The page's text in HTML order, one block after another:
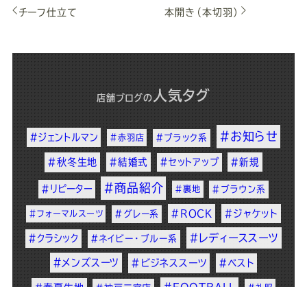
チーフ仕立て 本開き（本切羽）
店舗ブログ の 人気タグ
#ジェントルマン #赤羽店 #ブラック系 #お知らせ
#秋冬生地 #結婚式 #セットアップ #新規
#リピーター #商品紹介 #裏地 #ブラウン系
#フォーマルスーツ #グレー系 #ROCK #ジャケット
#クラシック #ネイビー・ブルー系 #レディーススーツ
#メンズスーツ #ビジネススーツ #ベスト